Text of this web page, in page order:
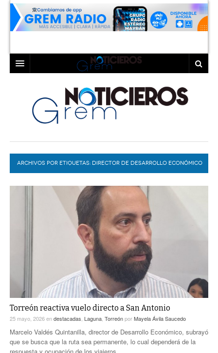
LAGUNA
TORREÓN
GÓMEZ PALACIO
LERDO
COAHUILA
DURANGO
DEPORTES
TRAYECTO LAGUNA
A MEDIA MAÑANA
A TODA LEY
DIÁLOGOS CON LA HISTORIA
TWEETS AND BEATS
LA MEJOR 97.1 ESTÉREO GALLITO
ACTUALIDADES GREM
LA MEJOR INFORMACIÓN
COLABORADORES
ACTUALIDADES GREM
ARCHIVOS POR ETIQUETAS: DIRECTOR DE DESARROLLO ECONÓMICO
Torreón reactiva vuelo directo a San Antonio
25 mayo, 2026endestacadas Laguna TorreónporMayela Ávila Saucedo
Marcelo Valdés Quintanilla, director de Desarrollo Económico, subrayó
que se busca que la ruta sea permanente, lo cual dependerá de la
respuesta y ocupación de los viajeros